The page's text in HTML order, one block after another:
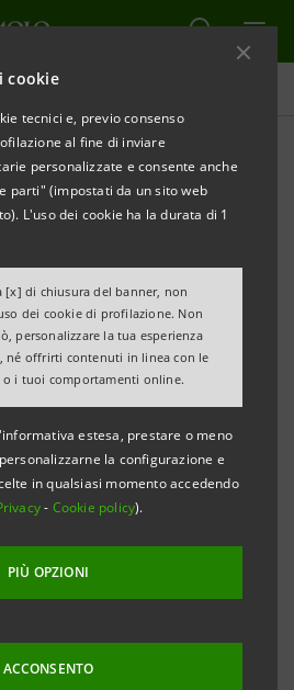
cookie
tecnici e, previo consenso
al fine di inviare
personalizzate e consente anche
parti" (impostati da un sito web
L'uso dei cookie ha la durata di 1
[x] di chiusura del banner, non
dei cookie di profilazione. Non
personalizzare la tua esperienza
né offrirti contenuti in linea con le
o i tuoi comportamenti online.
estesa, prestare o meno
la configurazione e
in qualsiasi momento accedendo
- Cookie policy).
PIÙ OPZIONI
ACCONSENTO
2016: Intesa Sanpaolo si
of the year 2016 in Italy'
of the Year 2016 in Italy”
economico-finanziario
(Gruppo Financial Times) nel
di assegnazione che si è tenuta
dal mondo della finanza lo
excellence’, è stato assegnato
che ha consentito una
termini di risultati economici,
e, in particolare, l’efficienza
esigenze dei clienti e la